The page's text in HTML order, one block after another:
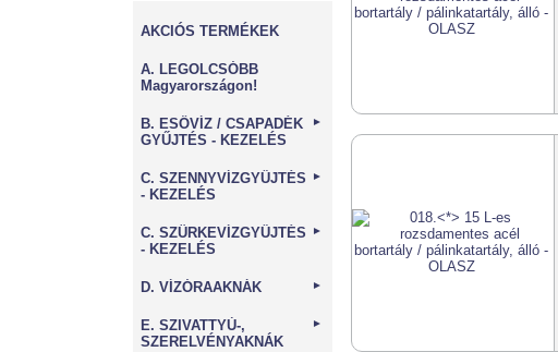
AKCIÓS TERMÉKEK
A. LEGOLCSÓBB
Magyarországon!
B. ESŐVÍZ / CSAPADÉK
GYŰJTÉS - KEZELÉS
►
C. SZENNYVÍZGYŰJTÉS
- KEZELÉS
►
C. SZÜRKEVÍZGYŰJTÉS
- KEZELÉS
►
D. VÍZÓRAAKNÁK ►
E. SZIVATTYÚ-,
SZERELVÉNYAKNÁK
►